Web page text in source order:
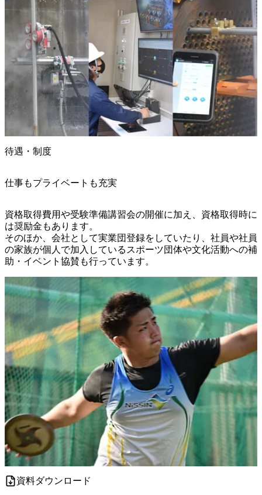
待遇・制度
仕事もプライベートも充実
資格取得費用や受験準備講習会の開催に加え、資格取得時に
は奨励金もあります。
そのほか、会社として実業団登録をしていたり、社員や社員
の家族が個人で加入しているスポーツ団体や文化活動への補
助・イベント協賛も行っています。
資料ダウンロード